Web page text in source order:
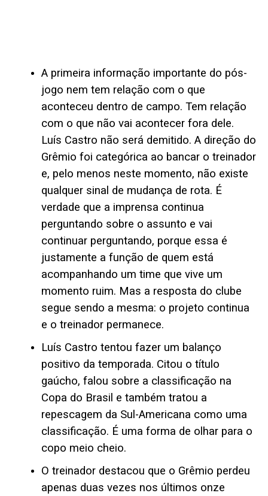
A primeira informação importante do pós-
jogo nem tem relação com o que
aconteceu dentro de campo. Tem relação
com o que não vai acontecer fora dele.
Luís Castro não será demitido. A direção do
Grêmio foi categórica ao bancar o treinador
e, pelo menos neste momento, não existe
qualquer sinal de mudança de rota. É
verdade que a imprensa continua
perguntando sobre o assunto e vai
continuar perguntando, porque essa é
justamente a função de quem está
acompanhando um time que vive um
momento ruim. Mas a resposta do clube
segue sendo a mesma: o projeto continua
e o treinador permanece.
Luís Castro tentou fazer um balanço
positivo da temporada. Citou o título
gaúcho, falou sobre a classificação na
Copa do Brasil e também tratou a
repescagem da Sul-Americana como uma
classificação. É uma forma de olhar para o
copo meio cheio.
O treinador destacou que o Grêmio perdeu
apenas duas vezes nos últimos onze